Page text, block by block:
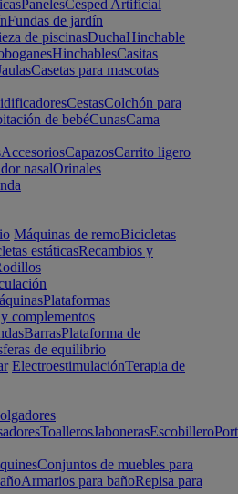
PanelesCesped Artificial
Fundas de jardín
de piscinasDuchaHinchable
HinchablesCasitas
Casetas para mascotas
CestasColchón para
de bebéCunasCama
AccesoriosCapazosCarrito ligero
nasalOrinales
Máquinas de remoBicicletas
estáticasRecambios y
Plataformas
complementos
BarrasPlataforma de
de equilibrio
ElectroestimulaciónTerapia de
ToallerosJabonerasEscobillero
Conjuntos de muebles para
Armarios para bañoRepisa para